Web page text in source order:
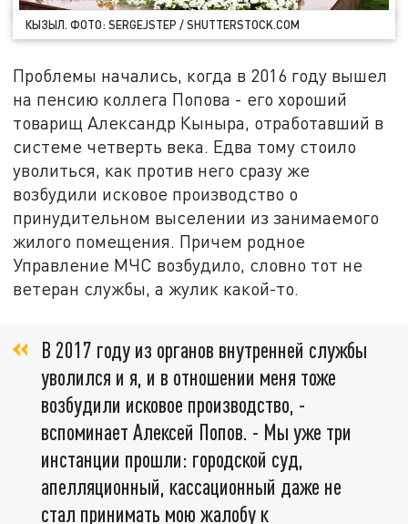
КЫЗЫЛ. ФОТО: SERGEJSTEP / SHUTTERSTOCK.COM
Проблемы начались, когда в 2016 году вышел
на пенсию коллега Попова - его хороший
товарищ Александр Кыныра, отработавший в
системе четверть века. Едва тому стоило
уволиться, как против него сразу же
возбудили исковое производство о
принудительном выселении из занимаемого
жилого помещения. Причем родное
Управление МЧС возбудило, словно тот не
ветеран службы, а жулик какой-то.
В 2017 году из органов внутренней службы
уволился и я, и в отношении меня тоже
возбудили исковое производство, -
вспоминает Алексей Попов. - Мы уже три
инстанции прошли: городской суд,
апелляционный, кассационный даже не
стал принимать мою жалобу к